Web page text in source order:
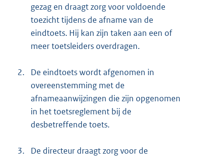
gezag en draagt zorg voor voldoende
toezicht tijdens de afname van de
eindtoets. Hij kan zijn taken aan een of
meer toetsleiders overdragen.
2.
De eindtoets wordt afgenomen in
overeenstemming met de
afnameaanwijzingen die zijn opgenomen
in het toetsreglement bij de
desbetreffende toets.
3.
De directeur draagt zorg voor de